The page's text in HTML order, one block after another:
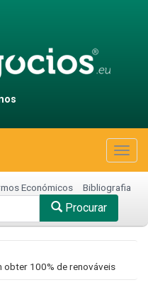
Económicos Bibliografia
Procurar
obter 100% de renováveis